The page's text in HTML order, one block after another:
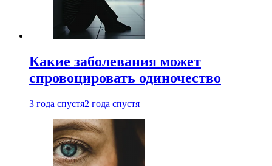
Какие заболевания может
спровоцировать одиночество
3 года спустя2 года спустя